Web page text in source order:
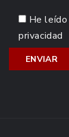
He
privacidad